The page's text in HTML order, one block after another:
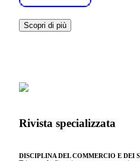
Scopri di più
Rivista specializzata
DISCIPLINA DEL COMMERCIO E DEI